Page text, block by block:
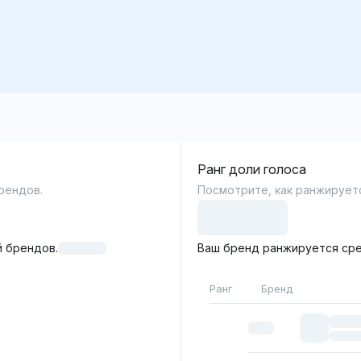
брендов.
Ранг доли голоса
Посмотрите, как
Ваш бренд ранжируется
Ранг Бренд